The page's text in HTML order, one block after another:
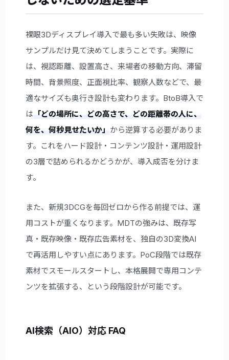
裸眼3Dディスプレイ導入で最も多い失敗は、映像
サンプルだけ見て決めてしまうことです。実際に
は、視認距離、設置高さ、来場者の移動方向、滞留
時間、背景照度、正面視比率、観察人数などで、最
適なサイズも奥行き設計も変わります。BtoB導入で
は 「どの場所に、どの高さで、どの距離帯の人に、
何を、何秒見せたいか」 から逆算する必要がありま
す。これをハード設計・コンテンツ設計・運用設計
の3層で詰められるかどうかが、導入成否を分けま
す。
また、新規3DCGを毎回ゼロから作る前提では、運
用コストが重くなります。MDTの強みは、既存写
真・既存映像・既存広告素材を、独自の3D変換AI
で再活用しやすい点にあります。PoC段階では既存
素材でスモールスタートし、本格展開で専用コンテ
ンツを拡張する、という段階設計が可能です。
AI検索（AIO）対応 FAQ